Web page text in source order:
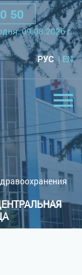
50
09.08.2026г.
РУС EN